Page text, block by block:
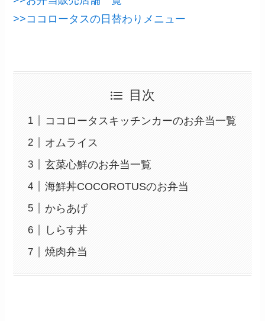
>>ココロータスの日替わりメニュー
目次
ココロータスキッチンカーのお弁当一覧
オムライス
玄菜心鮮のお弁当一覧
海鮮丼COCOROTUSのお弁当
からあげ
しらす丼
焼肉弁当